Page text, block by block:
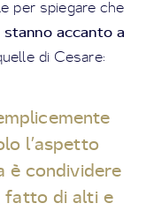
per spiegare che
accanto a
di Cesare:
l’aspetto
è condividere
fatto di alti e